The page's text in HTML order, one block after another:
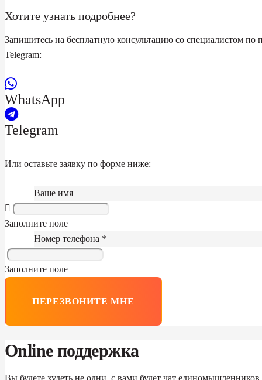
Хотите узнать подробнее?
Запишитесь на бесплатную консультацию со специалистом по
Telegram:
WhatsApp
Telegram
Или оставьте заявку по форме ниже:
Ваше имя
Заполните поле
Номер телефона *
Заполните поле
ПЕРЕЗВОНИТЕ МНЕ
Online поддержка